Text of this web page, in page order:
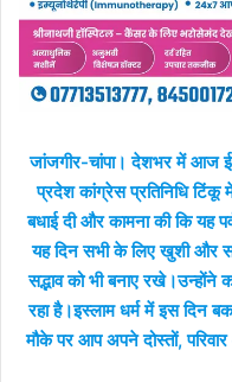
जांजगीर-चांपा। देशभर में आज
प्रदेश कांग्रेस प्रतिनिधि
बधाई दी और कामना की कि यह
यह दिन सभी के लिए खुशी और
सद्भाव को भी बनाए रखे।उन्होंने
रहा है।इस्लाम धर्म में इस दिन
मौके पर आप अपने दोस्तों,